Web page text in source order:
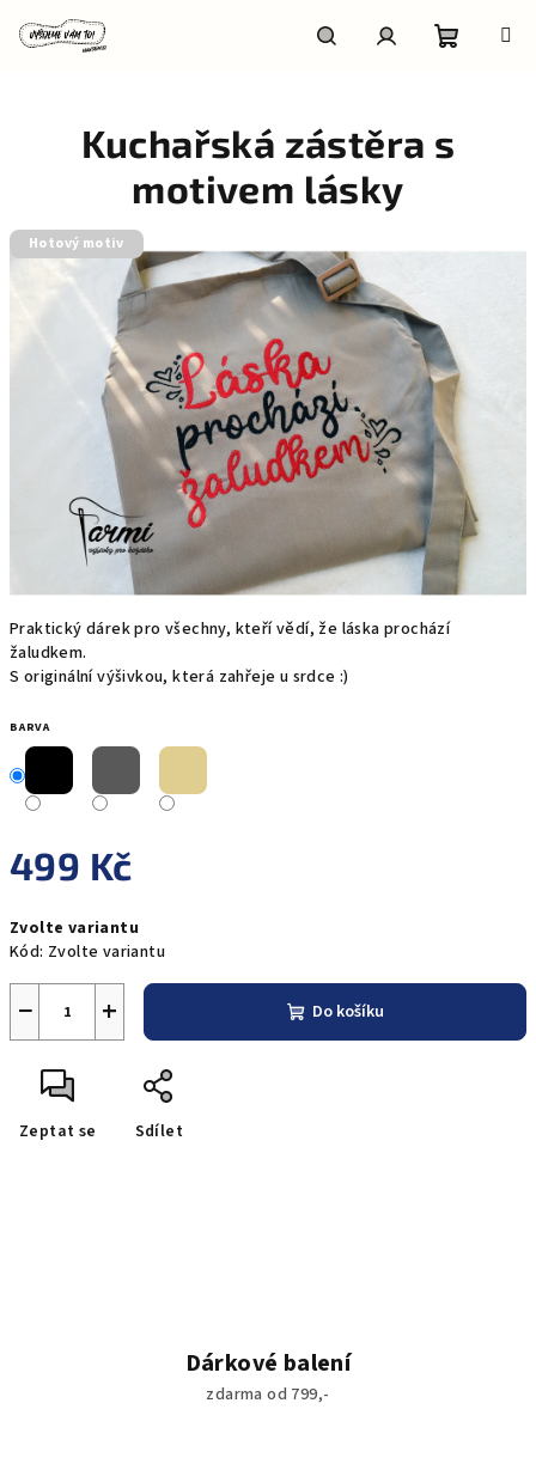
košík
Praktický dárek pro všechny, kteří vědí, že láska prochází
žaludkem.
S originální výšivkou, která zahřeje u srdce :)
BARVA
499 Kč
cena:
Zvolte variantu
Kód: Zvolte variantu
+
− Do košíku
Zeptat se Sdílet
Kuchařská zástěra s
motivem lásky
Hotový motiv
Dárkové balení
zdarma od 799,-